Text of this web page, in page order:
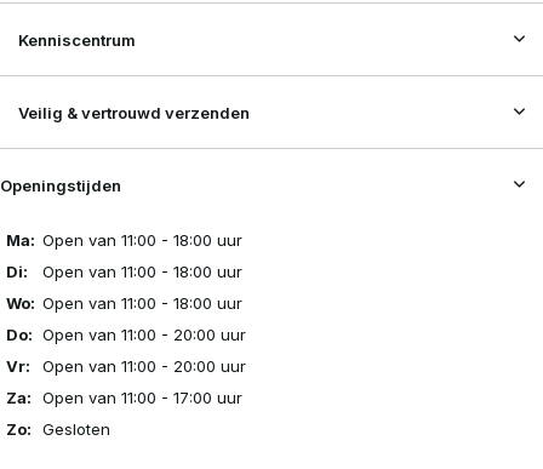
Kenniscentrum
Veilig & vertrouwd verzenden
Openingstijden
Ma: Open van 11:00 - 18:00 uur
Di:
Open van 11:00 - 18:00 uur
Wo: Open van 11:00 - 18:00 uur
Do: Open van 11:00 - 20:00 uur
Vr:
Open van 11:00 - 20:00 uur
Za:
Open van 11:00 - 17:00 uur
Zo:
Gesloten